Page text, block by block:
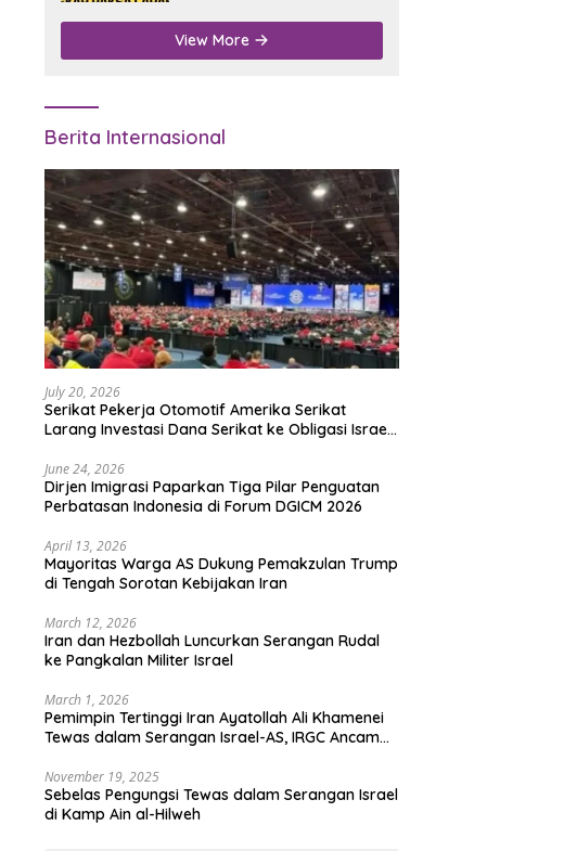
View More
Berita Internasional
July 20, 2026
Serikat Pekerja Otomotif Amerika Serikat
Larang Investasi Dana Serikat ke Obligasi Israel,
June 24, 2026
Dirjen Imigrasi Paparkan Tiga Pilar Penguatan
Perbatasan Indonesia di Forum DGICM 2026
April 13, 2026
Mayoritas Warga AS Dukung Pemakzulan Trump
di Tengah Sorotan Kebijakan Iran
March 12, 2026
Iran dan Hezbollah Luncurkan Serangan Rudal
ke Pangkalan Militer Israel
March 1, 2026
Pemimpin Tertinggi Iran Ayatollah Ali Khamenei
Tewas dalam Serangan Israel-AS, IRGC Ancam
November 19, 2025
Sebelas Pengungsi Tewas dalam Serangan Israel
di Kamp Ain al-Hilweh